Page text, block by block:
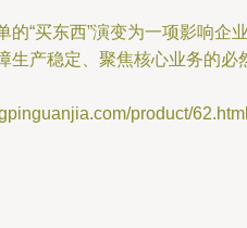
“买东西”演变为一项影响
产稳定、聚焦核心业务的
product/62.html